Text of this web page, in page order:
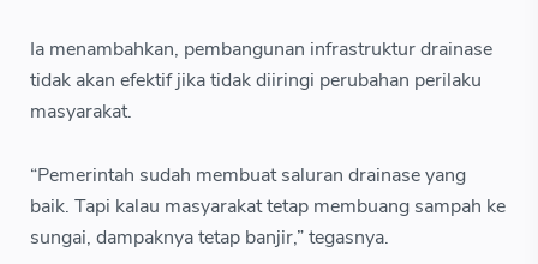
Ia menambahkan, pembangunan infrastruktur drainase
tidak akan efektif jika tidak diiringi perubahan perilaku
masyarakat.
“Pemerintah sudah membuat saluran drainase yang
baik. Tapi kalau masyarakat tetap membuang sampah ke
sungai, dampaknya tetap banjir,” tegasnya.